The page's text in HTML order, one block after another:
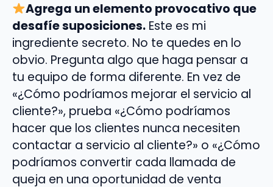
Agrega un elemento provocativo que
desafíe suposiciones. Este es mi
ingrediente secreto. No te quedes en lo
obvio. Pregunta algo que haga pensar a
tu equipo de forma diferente. En vez de
«¿Cómo podríamos mejorar el servicio al
cliente?», prueba «¿Cómo podríamos
hacer que los clientes nunca necesiten
contactar a servicio al cliente?» o «¿Cómo
podríamos convertir cada llamada de
queja en una oportunidad de venta